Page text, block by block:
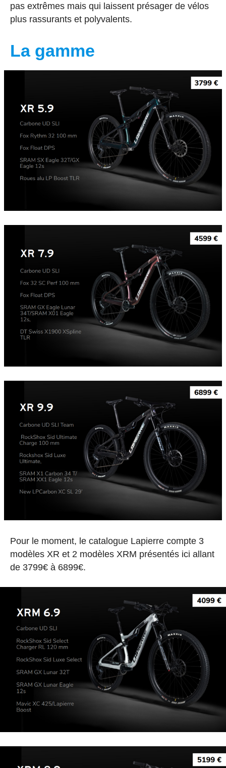
pas extrêmes mais qui laissent présager de vélos
plus rassurants et polyvalents.
La gamme
Pour le moment, le catalogue Lapierre compte 3
modèles XR et 2 modèles XRM présentés ici allant
de 3799€ à 6899€.